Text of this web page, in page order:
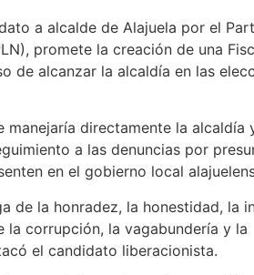
a alcalde de Alajuela por el
promete la creación de una
de alcanzar la alcaldía en las
manejaría directamente la alcaldía
a las denuncias por
en el gobierno local
de la honradez, la honestidad, la
la corrupción, la vagabundería y la
el candidato liberacionista.